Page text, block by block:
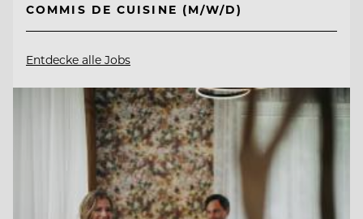
COMMIS DE CUISINE (M/W/D)
Entdecke alle Jobs